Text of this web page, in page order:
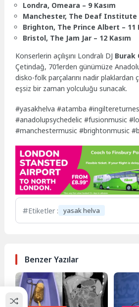
Londra, Omeara – 9 Kasım
Manchester, The Deaf Institute
Brighton, The Prince Albert – 11
Bristol, The Jam Jar – 12 Kasım
Konserlerin açılışını Londralı DJ Burak
Çetindağ, 70’lerden günümüze
disko-folk parçalarını nadir plaklardan
eşsiz bir zaman yolculuğu sunacak.
#yasakhelva #atamba
#anadolupsychedelic #fusionmusic
#manchestermusic #brightonmusic
Etiketler : yasak helva
Benzer Yazılar